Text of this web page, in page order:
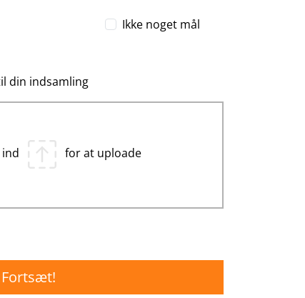
Ikke noget mål
din indsamling
for at uploade